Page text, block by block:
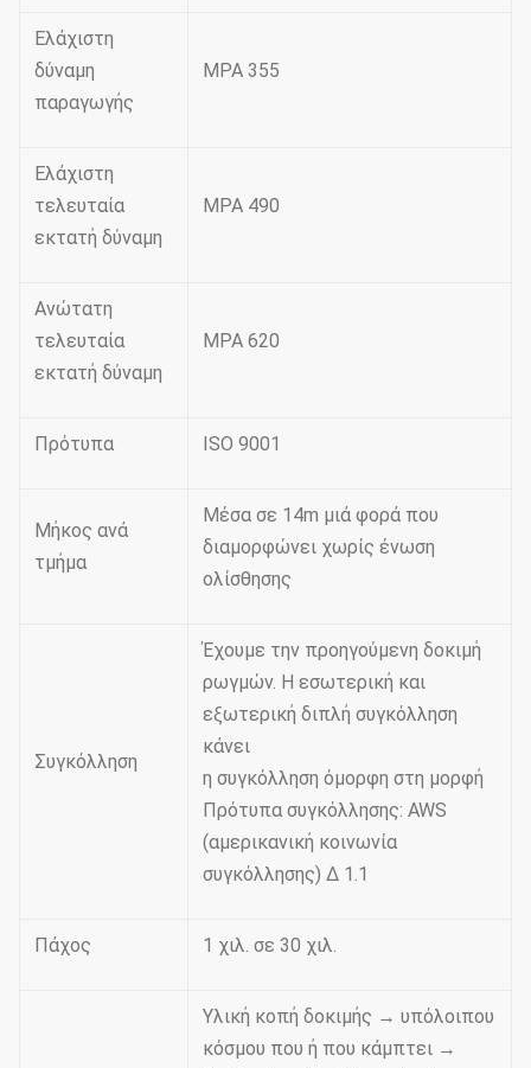
Ελάχιστη
δύναμη
παραγωγής
MPA 355
Ελάχιστη
τελευταία
εκτατή δύναμη
MPA 490
Ανώτατη
τελευταία
εκτατή δύναμη
MPA 620
Πρότυπα ISO 9001
Μήκος ανά
τμήμα
Μέσα σε 14m μιά φορά που
διαμορφώνει χωρίς ένωση
ολίσθησης
Συγκόλληση
Έχουμε την προηγούμενη δοκιμή
ρωγμών. Η εσωτερική και
εξωτερική διπλή συγκόλληση
κάνει
η συγκόλληση όμορφη στη μορφή
Πρότυπα συγκόλλησης: AWS
(αμερικανική κοινωνία
συγκόλλησης) Δ 1.1
Πάχος 1 χιλ. σε 30 χιλ.
Υλική κοπή δοκιμής → υπόλοιπου
κόσμου που ή που κάμπτει →